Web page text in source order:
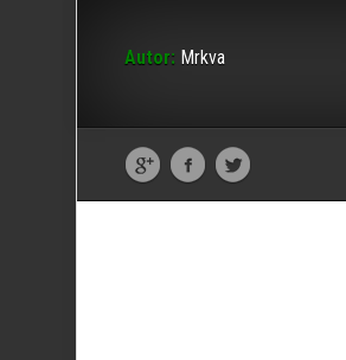
Autor: Mrkva